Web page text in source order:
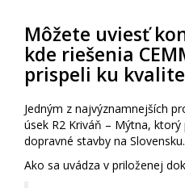
Môžete uviesť
kde riešenia
prispeli ku
Jedným z najvýznamnejších
úsek R2 Kriváň – Mýtna,
dopravné stavby na Slovensku.
Ako sa uvádza v priloženej